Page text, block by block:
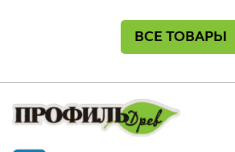
ВСЕ ТОВАРЫ